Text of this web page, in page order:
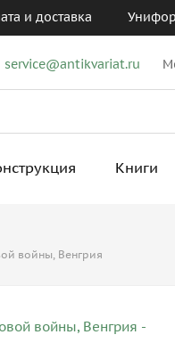
и доставка
service@antikvariat.ru
Книги
войны, Венгрия